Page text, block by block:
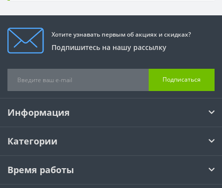
Хотите узнавать первым об акциях и скидках?
Подпишитесь на нашу рассылку
Подписаться
Информация
Категории
Время работы